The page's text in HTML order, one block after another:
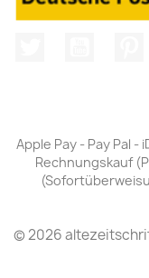
Apple Pay - Pay Pal -
Rechnungskauf
© 2026